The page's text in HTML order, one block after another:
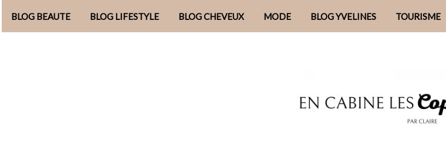
Aller
BLOG BEAUTE BLOG LIFESTYLE BLOG CHEVEUX MODE BLOG YVELINES TOURISME